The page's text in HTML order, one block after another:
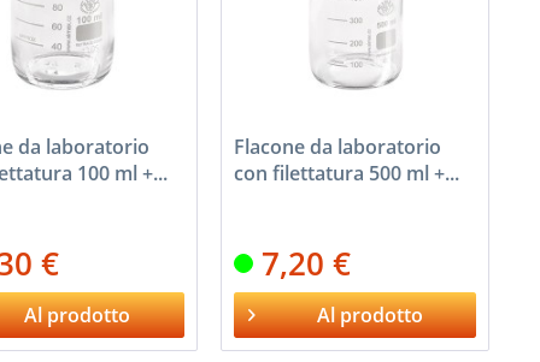
da laboratorio
100 ml +...
€
Al prodotto
Flacone da laboratorio
con filettatura 500 ml +...
7,20 €
Al prodotto